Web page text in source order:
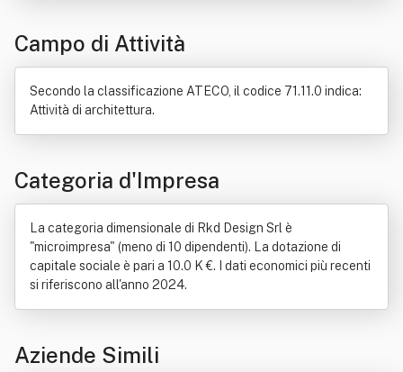
Impatto ambientale
Industria
Produzione
Campo di Attività
Secondo la classificazione ATECO, il codice 71.11.0 indica:
Attività di architettura.
Categoria d'Impresa
La categoria dimensionale di Rkd Design Srl è
"microimpresa" (meno di 10 dipendenti). La dotazione di
capitale sociale è pari a 10.0 K €. I dati economici più recenti
si riferiscono all'anno 2024.
Aziende Simili